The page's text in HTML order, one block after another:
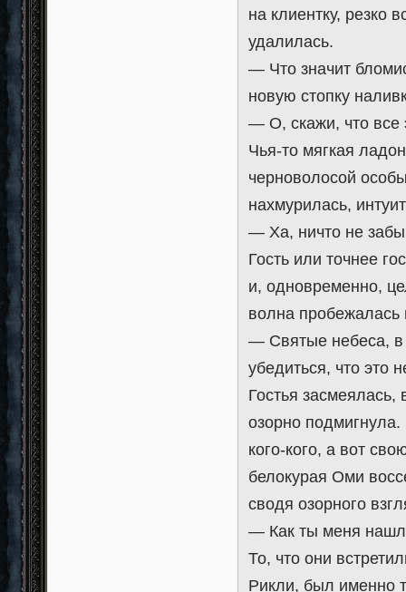
на клиентку, резко
удалилась.
— Что значит
новую стопку
— О, скажи, что все
Чья-то мягкая
черноволосой
нахмурилась,
— Ха, ничто не
Гость или точнее
и, одновременно,
волна пробежалась
— Святые небеса, в
убедиться, что это
Гостья засмеялась,
озорно
кого-кого, а вот
белокурая Оми
сводя озорного
— Как ты меня
То, что они
Рикли, был именно